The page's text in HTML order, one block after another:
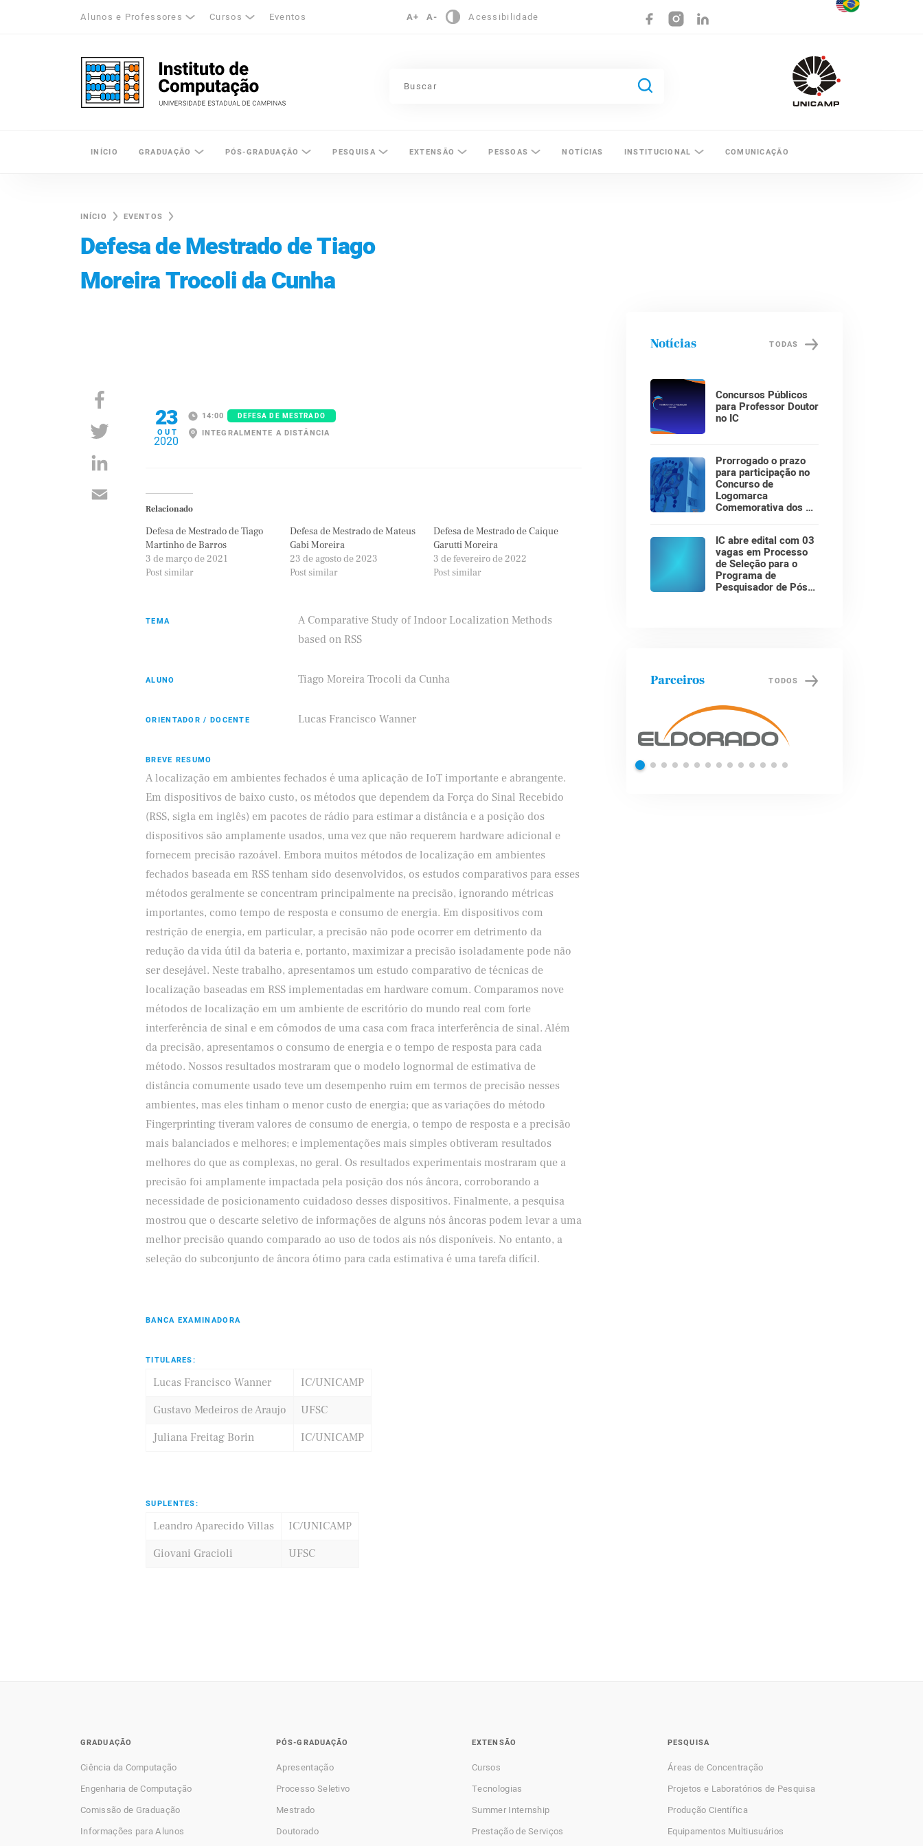
Alunos e Professores Cursos Eventos A+ A- Acessibilidade
Unicamp - Universidade Estadual de Campinas
INÍCIO GRADUAÇÃO PÓS-GRADUAÇÃO PESQUISA EXTENSÃO PESSOAS NOTÍCIAS INSTITUCIONAL COMUNICAÇÃO
INÍCIO EVENTOS
Defesa de Mestrado de Tiago
Moreira Trocoli da Cunha
23
OUT
2020
14:00 DEFESA DE MESTRADO
INTEGRALMENTE A DISTÂNCIA
Relacionado
Defesa de Mestrado de Tiago
Martinho de Barros
3 de março de 2021
Post similar
Defesa de Mestrado de Mateus
Gabi Moreira
23 de agosto de 2023
Post similar
Defesa de Mestrado de Caique
Garutti Moreira
3 de fevereiro de 2022
Post similar
TEMA
A Comparative Study of Indoor Localization Methods
based on RSS
ALUNO Tiago Moreira Trocoli da Cunha
ORIENTADOR / DOCENTE Lucas Francisco Wanner
BREVE RESUMO
A localização em ambientes fechados é uma aplicação de IoT importante e abrangente.
Em dispositivos de baixo custo, os métodos que dependem da Força do Sinal Recebido
(RSS, sigla em inglês) em pacotes de rádio para estimar a distância e a posição dos
dispositivos são amplamente usados, uma vez que não requerem hardware adicional e
fornecem precisão razoável. Embora muitos métodos de localização em ambientes
fechados baseada em RSS tenham sido desenvolvidos, os estudos comparativos para esses
métodos geralmente se concentram principalmente na precisão, ignorando métricas
importantes, como tempo de resposta e consumo de energia. Em dispositivos com
restrição de energia, em particular, a precisão não pode ocorrer em detrimento da
redução da vida útil da bateria e, portanto, maximizar a precisão isoladamente pode não
ser desejável. Neste trabalho, apresentamos um estudo comparativo de técnicas de
localização baseadas em RSS implementadas em hardware comum. Comparamos nove
métodos de localização em um ambiente de escritório do mundo real com forte
interferência de sinal e em cômodos de uma casa com fraca interferência de sinal. Além
da precisão, apresentamos o consumo de energia e o tempo de resposta para cada
método. Nossos resultados mostraram que o modelo lognormal de estimativa de
distância comumente usado teve um desempenho ruim em termos de precisão nesses
ambientes, mas eles tinham o menor custo de energia; que as variações do método
Fingerprinting tiveram valores de consumo de energia, o tempo de resposta e a precisão
mais balanciados e melhores; e implementações mais simples obtiveram resultados
melhores do que as complexas, no geral. Os resultados experimentais mostraram que a
precisão foi amplamente impactada pela posição dos nós âncora, corroborando a
necessidade de posicionamento cuidadoso desses dispositivos. Finalmente, a pesquisa
mostrou que o descarte seletivo de informações de alguns nós âncoras podem levar a uma
melhor precisão quando comparado ao uso de todos ais nós disponíveis. No entanto, a
seleção do subconjunto de âncora ótimo para cada estimativa é uma tarefa difícil.
BANCA EXAMINADORA
TITULARES:
Lucas Francisco Wanner
IC/UNICAMP
Gustavo Medeiros de Araujo
UFSC
Juliana Freitag Borin
IC/UNICAMP
SUPLENTES:
Leandro Aparecido Villas
IC/UNICAMP
Giovani Gracioli
UFSC
Notícias TODAS
Concursos Públicos
para Professor Doutor
no IC
Prorrogado o prazo
para participação no
Concurso de
Logomarca
Comemorativa dos 30
IC abre edital com 03
vagas em Processo
de Seleção para o
Programa de
Pesquisador de Pós-
Parceiros TODOS
ifood Shell
GRADUAÇÃO
Ciência da Computação
Engenharia de Computação
Comissão de Graduação
Informações para Alunos
PÓS-GRADUAÇÃO
Apresentação
Processo Seletivo
Mestrado
Doutorado
EXTENSÃO
Cursos
Tecnologias
Summer Internship
Prestação de Serviços
PESQUISA
Áreas de Concentração
Projetos e Laboratórios de Pesquisa
Produção Científica
Equipamentos Multiusuários